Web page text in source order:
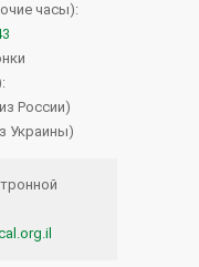
часы):
России)
Украины)